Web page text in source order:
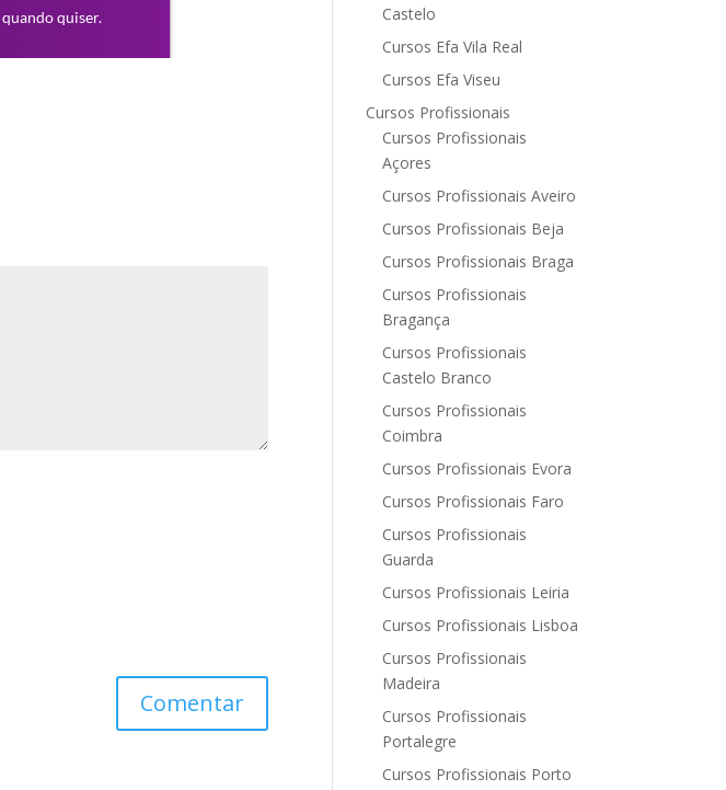
Castelo
Cursos Efa Vila Real
Cursos Efa Viseu
Cursos Profissionais
Cursos Profissionais
Açores
Cursos Profissionais Aveiro
Cursos Profissionais Beja
Cursos Profissionais Braga
Cursos Profissionais
Bragança
Cursos Profissionais
Castelo Branco
Cursos Profissionais
Coimbra
Cursos Profissionais Evora
Cursos Profissionais Faro
Cursos Profissionais
Guarda
Cursos Profissionais Leiria
Cursos Profissionais Lisboa
Cursos Profissionais
Madeira
Cursos Profissionais
Portalegre
Cursos Profissionais Porto